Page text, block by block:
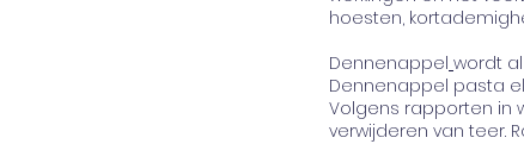
hoesten,
Dennenappel wordt
Dennenappel pasta
Volgens rapporten in
verwijderen van teer.